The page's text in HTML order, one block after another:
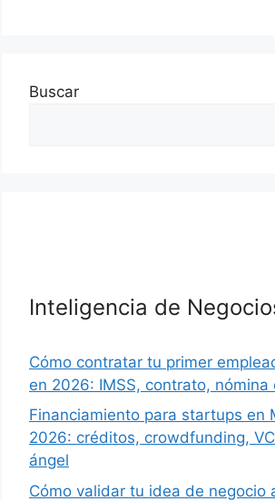
Buscar
Inteligencia de
Cómo contratar tu primer
en 2026: IMSS, contrato, nómina
Financiamiento para startups en
2026: créditos, crowdfunding,
ángel
Cómo validar tu idea de negocio